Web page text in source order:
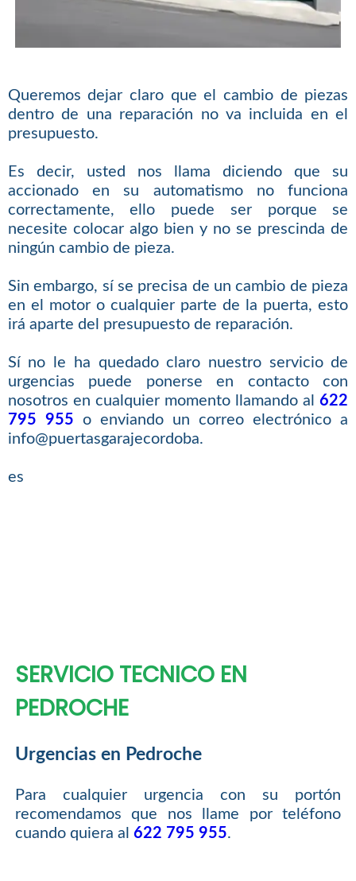
Queremos dejar claro que el cambio de piezas
dentro de una reparación no va incluida en el
presupuesto.
Es decir, usted nos llama diciendo que su
accionado en su automatismo no funciona
correctamente, ello puede ser porque se
necesite colocar algo bien y no se prescinda de
ningún cambio de pieza.
Sin embargo, sí se precisa de un cambio de pieza
en el motor o cualquier parte de la puerta, esto
irá aparte del presupuesto de reparación.
Sí no le ha quedado claro nuestro servicio de
urgencias puede ponerse en contacto con
nosotros en cualquier momento llamando al622
795 955 o enviando un correo electrónico a
info@puertasgarajecordoba.
es
SERVICIO TECNICO EN
PEDROCHE
Urgencias en Pedroche
Para cualquier urgencia con su portón
recomendamos que nos llame por teléfono
cuando quiera al 622 795 955.